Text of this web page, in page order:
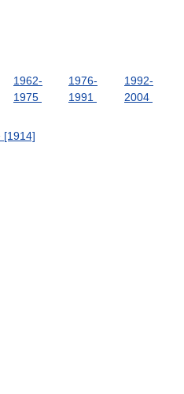
1962-
1975
1976-
1991
1992-
2004
[1914]